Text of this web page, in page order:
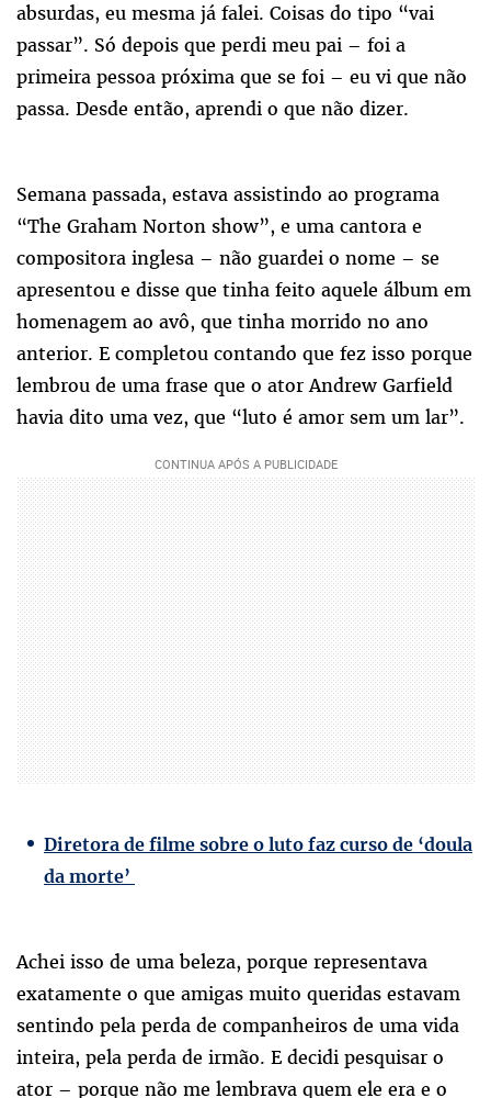
absurdas, eu mesma já falei. Coisas do tipo “vai
passar”. Só depois que perdi meu pai – foi a
primeira pessoa próxima que se foi – eu vi que não
passa. Desde então, aprendi o que não dizer.
Semana passada, estava assistindo ao programa
“The Graham Norton show”, e uma cantora e
compositora inglesa – não guardei o nome – se
apresentou e disse que tinha feito aquele álbum em
homenagem ao avô, que tinha morrido no ano
anterior. E completou contando que fez isso porque
lembrou de uma frase que o ator Andrew Garfield
havia dito uma vez, que “luto é amor sem um lar”.
Diretora de filme sobre o luto faz curso de ‘doula
da morte’
Achei isso de uma beleza, porque representava
exatamente o que amigas muito queridas estavam
sentindo pela perda de companheiros de uma vida
inteira, pela perda de irmão. E decidi pesquisar o
ator – porque não me lembrava quem ele era e o